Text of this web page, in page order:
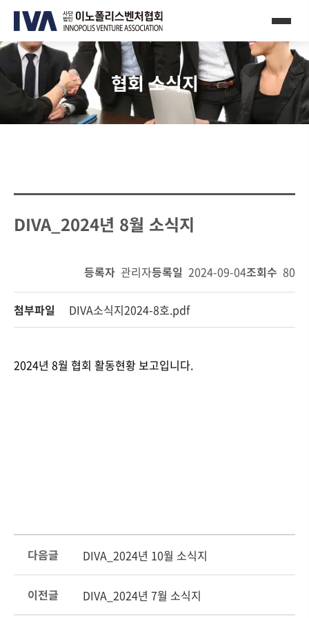
협회 소식지
DIVA_2024년 8월 소식지
등록자 관리자등록일 2024-09-04조회수 80
첨부파일 DIVA소식지2024-8호.pdf
2024년 8월 협회 활동현황 보고입니다.
다음글 DIVA_2024년 10월 소식지
이전글 DIVA_2024년 7월 소식지